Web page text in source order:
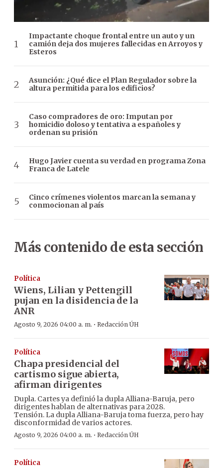
Impactante choque frontal entre un auto y un
camión deja dos mujeres fallecidas en Arroyos y
Esteros
Asunción: ¿Qué dice el Plan Regulador sobre la
altura permitida para los edificios?
Caso compradores de oro: Imputan por
homicidio doloso y tentativa a españoles y
ordenan su prisión
Hugo Javier cuenta su verdad en programa Zona
Franca de Latele
Cinco crímenes violentos marcan la semana y
conmocionan al país
Más contenido de esta sección
Política
Wiens, Lilian y Pettengill
pujan en la disidencia de la
ANR
Agosto 9, 2026 04:00 a. m. · Redacción ÚH
Política
Chapa presidencial del
cartismo sigue abierta,
afirman dirigentes
Dupla. Cartes ya definió la dupla Alliana-Baruja, pero
dirigentes hablan de alternativas para 2028.
Tensión. La dupla Alliana-Baruja toma fuerza, pero hay
disconformidad de varios actores.
Agosto 9, 2026 04:00 a. m. · Redacción ÚH
Política